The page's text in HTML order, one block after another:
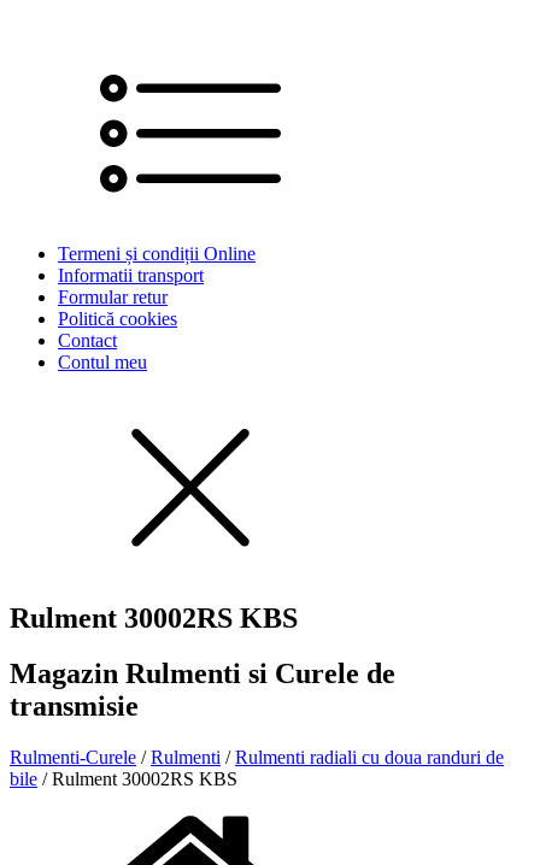
Termeni și condiții Online
Informatii transport
Formular retur
Politică cookies
Contact
Contul meu
Rulment 30002RS KBS
Magazin Rulmenti si Curele de
transmisie
Rulmenti-Curele /Rulmenti /Rulmenti radiali cu doua randuri de
bile / Rulment 30002RS KBS